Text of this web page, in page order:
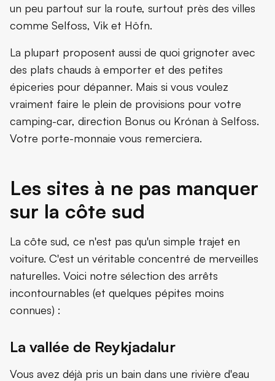
un peu partout sur la route, surtout près des villes
comme Selfoss, Vik et Höfn.
La plupart proposent aussi de quoi grignoter avec
des plats chauds à emporter et des petites
épiceries pour dépanner. Mais si vous voulez
vraiment faire le plein de provisions pour votre
camping-car, direction Bonus ou Krónan à Selfoss.
Votre porte-monnaie vous remerciera.
Les sites à ne pas manquer
sur la côte sud
La côte sud, ce n'est pas qu'un simple trajet en
voiture. C'est un véritable concentré de merveilles
naturelles. Voici notre sélection des arrêts
incontournables (et quelques pépites moins
connues) :
La vallée de Reykjadalur
Vous avez déjà pris un bain dans une rivière d'eau